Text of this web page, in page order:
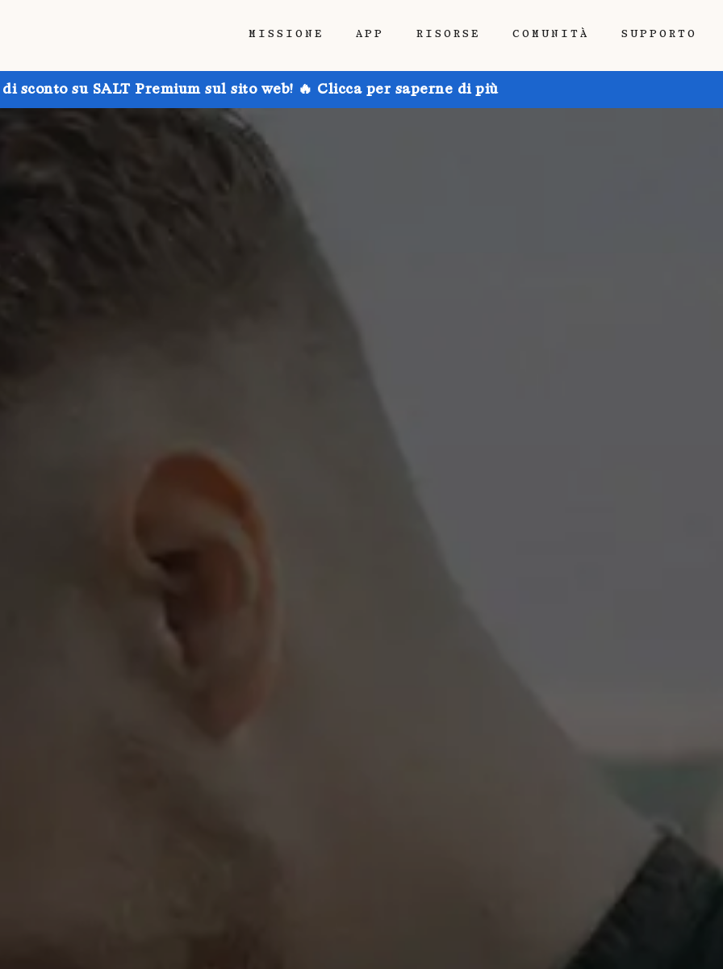
MISSIONE APP RISORSE COMUNITÀ SUPPORTO
sconto su SALT Premium sul sito web! 🔥 Clicca per saperne di più